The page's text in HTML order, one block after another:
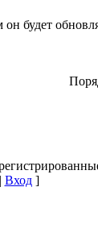
будет
Вход]